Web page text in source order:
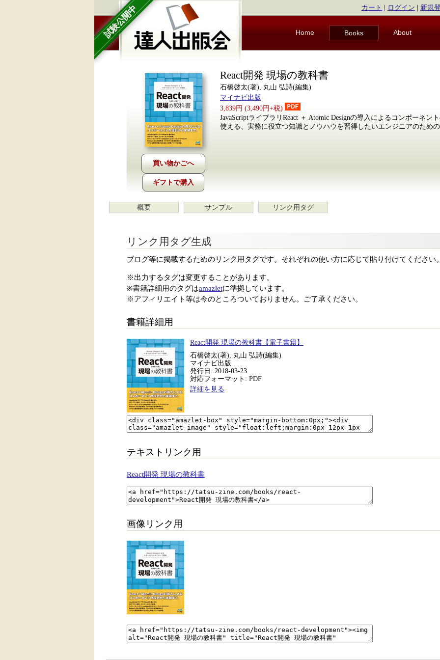
試験公開中 カート ログイン 新規
Home Books About
ギフトで購入
React開発 現場の教科書
石橋啓太(著), 丸山 弘詩(編集)
マイナビ出版
3,839円 (3,490円+税)
JavaScriptライブラリReact ＋ Atomic Designの導入によるコンポーネン
使える、実務に役立つ知識とノウハウを習得したいエンジニアのため
概要 サンプル リンク用タグ
リンク用タグ生成
ブログ等に掲載するためのリンク用タグです。それぞれの使い方に応じて貼り付けてください
※出力するタグは変更することがあります。
※書籍詳細用のタグはamazletに準拠しています。
※アフィリエイト等は今のところついておりません。ご了承ください。
書籍詳細用
React開発 現場の教科書【電子書籍】
石橋啓太(著), 丸山 弘詩(編集)
マイナビ出版
発行日: 2018-03-23
対応フォーマット: PDF
詳細を見る
テキストリンク用
React開発 現場の教科書
画像リンク用